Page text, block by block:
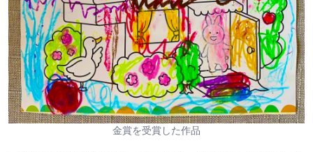
金賞を受賞した作品